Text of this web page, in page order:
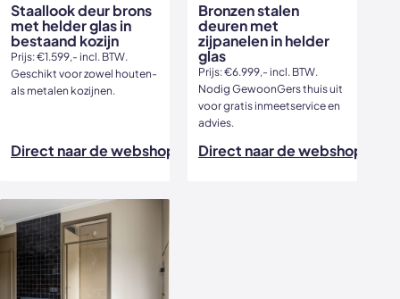
Staallook deur brons
met helder glas in
bestaand kozijn
Prijs: €1.599,- incl. BTW.
Geschikt voor zowel houten-
als metalen kozijnen.
Direct naar de webshop
Bronzen stalen
deuren met
zijpanelen in helder
glas
Prijs: €6.999,- incl. BTW.
Nodig GewoonGers thuis uit
voor gratis inmeetservice en
advies.
Direct naar de webshop